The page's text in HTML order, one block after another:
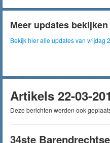
Meer updates bekijken
Bekijk hier alle updates van vrijdag
Artikels 22-03-
Deze berichten werden ook
34ste